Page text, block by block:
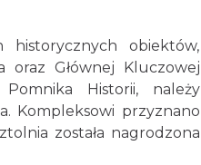
obiektów,
oraz Głównej Kluczowej
Historii, należy
Kompleksowi przyznano
została nagrodzona